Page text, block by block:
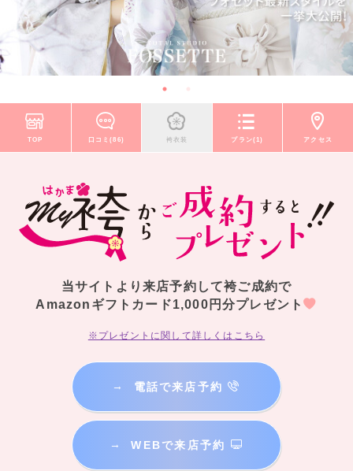
TOP 口コミ(86) 袴衣装 プラン(1) アクセス
当サイトより来店予約して袴ご成約で
Amazonギフトカード1,000円分プレゼント
※プレゼントに関して詳しくはこちら
→ 電話で来店予約
→ WEBで来店予約